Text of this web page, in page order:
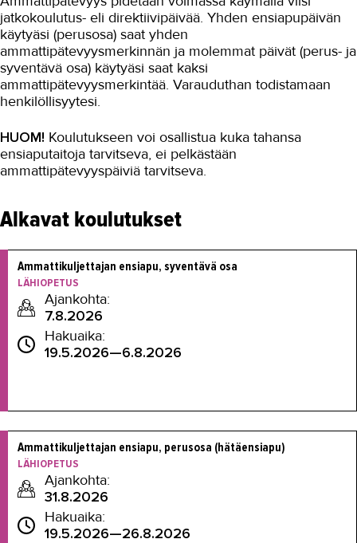
jatkokoulutus- eli direktiivipäivää. Yhden ensiapupäivän
käytyäsi (perusosa) saat yhden
ammattipätevyysmerkinnän ja molemmat päivät (perus- ja
syventävä osa) käytyäsi saat kaksi
ammattipätevyysmerkintää. Varauduthan todistamaan
henkilöllisyytesi.
HUOM! Koulutukseen voi osallistua kuka tahansa
ensiaputaitoja tarvitseva, ei pelkästään
ammattipätevyyspäiviä tarvitseva.
Alkavat koulutukset
Ammattikuljettajan ensiapu, syventävä osa
LÄHIOPETUS
Ajankohta:
7.8.2026
Hakuaika:
19.5.2026—6.8.2026
Ammattikuljettajan ensiapu, perusosa (hätäensiapu)
LÄHIOPETUS
Ajankohta:
31.8.2026
Hakuaika:
19.5.2026—26.8.2026